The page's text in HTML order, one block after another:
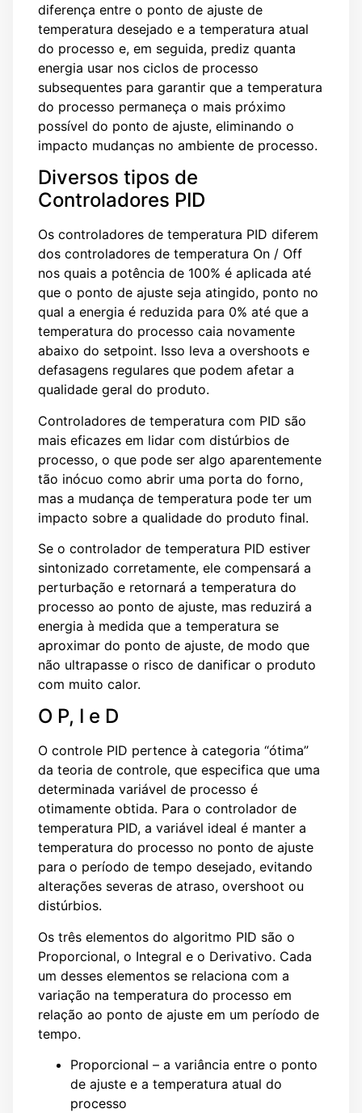
diferença entre o ponto de ajuste de
temperatura desejado e a temperatura atual
do processo e, em seguida, prediz quanta
energia usar nos ciclos de processo
subsequentes para garantir que a temperatura
do processo permaneça o mais próximo
possível do ponto de ajuste, eliminando o
impacto mudanças no ambiente de processo.
Diversos tipos de
Controladores PID
Os controladores de temperatura PID diferem
dos controladores de temperatura On / Off
nos quais a potência de 100% é aplicada até
que o ponto de ajuste seja atingido, ponto no
qual a energia é reduzida para 0% até que a
temperatura do processo caia novamente
abaixo do setpoint. Isso leva a overshoots e
defasagens regulares que podem afetar a
qualidade geral do produto.
Controladores de temperatura com PID são
mais eficazes em lidar com distúrbios de
processo, o que pode ser algo aparentemente
tão inócuo como abrir uma porta do forno,
mas a mudança de temperatura pode ter um
impacto sobre a qualidade do produto final.
Se o controlador de temperatura PID estiver
sintonizado corretamente, ele compensará a
perturbação e retornará a temperatura do
processo ao ponto de ajuste, mas reduzirá a
energia à medida que a temperatura se
aproximar do ponto de ajuste, de modo que
não ultrapasse o risco de danificar o produto
com muito calor.
O P, I e D
O controle PID pertence à categoria “ótima”
da teoria de controle, que especifica que uma
determinada variável de processo é
otimamente obtida. Para o controlador de
temperatura PID, a variável ideal é manter a
temperatura do processo no ponto de ajuste
para o período de tempo desejado, evitando
alterações severas de atraso, overshoot ou
distúrbios.
Os três elementos do algoritmo PID são o
Proporcional, o Integral e o Derivativo. Cada
um desses elementos se relaciona com a
variação na temperatura do processo em
relação ao ponto de ajuste em um período de
tempo.
Proporcional – a variância entre o ponto
de ajuste e a temperatura atual do
processo